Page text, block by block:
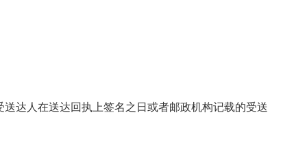
达人在送达回执上签名之日或者邮政机构记载的受送